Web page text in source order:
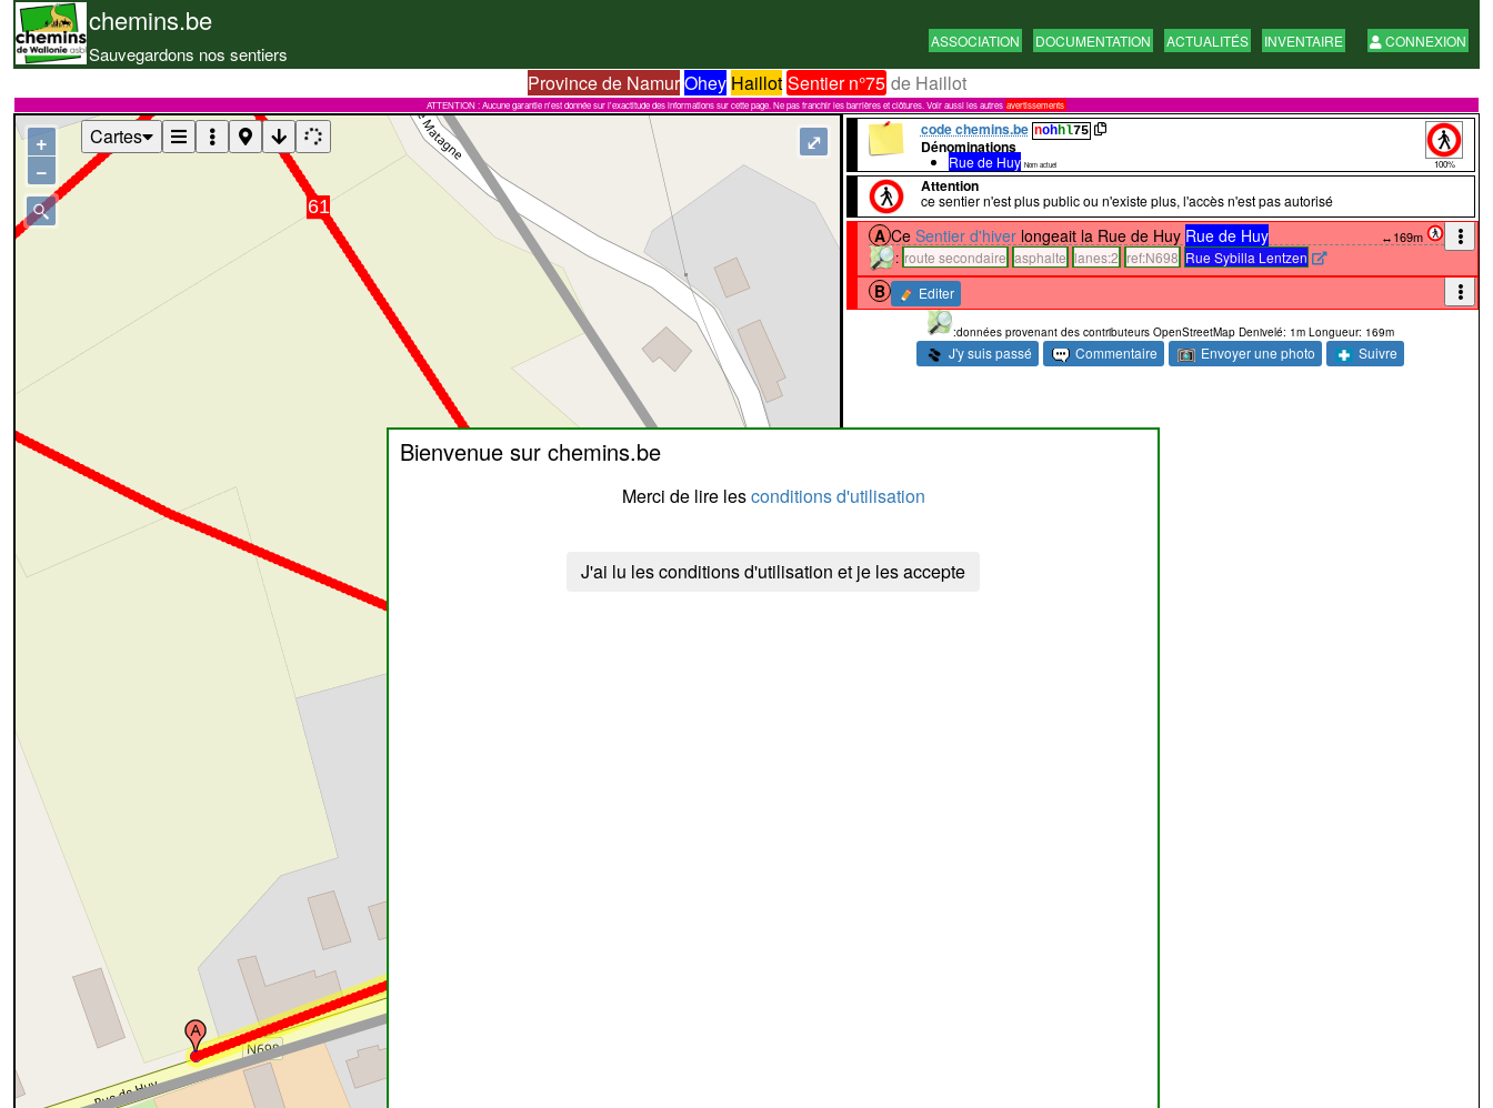
chemins.be
Sauvegardons nos sentiers
ASSOCIATION DOCUMENTATION ACTUALITÉS INVENTAIRE CONNEXION
Province de NamurOhey Haillot Sentier n°75 de Haillot
ATTENTION : Aucune garantie n'est donnée sur l'exactitude des informations sur cette page. Ne pas franchir les barrières et clôtures. Voir aussi les autres avertissements
Bienvenue sur chemins.be
Merci de lire lesconditions d'utilisation
J'ai lu les conditions d'utilisation et je les accepte
+
−
⤢
Cartes
100%
code chemins.be nohhl75
Dénominations
Rue de Huy Nom actuel
Attention
ce sentier n'est plus public ou n'existe plus, l'accès n'est pas autorisé
A ↔169m
Ce Sentier d'hiverlongeait la Rue de Huy Rue de Huy
: route secondaire asphalte lanes:2 ref:N698 Rue Sybilla Lentzen
B Editer
:données provenant des contributeurs OpenStreetMapDenivelé: 1m Longueur: 169m
J'y suis passé Commentaire Envoyer une photo Suivre